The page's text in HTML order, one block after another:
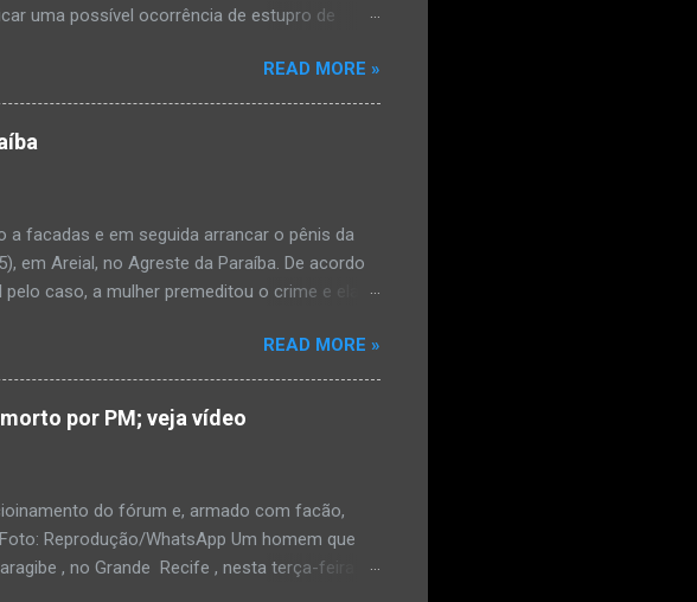
uma possível ocorrência de estupro de
pela equipe médica, a vítima estava
ruptura anal e vaginal. Os pais
(6), alguns sinais de mal-estar. Segundo
no estado de saúde, na segunda-feira pela
READ MORE »
facadas e em seguida arrancar o pênis da
em Areial, no Agreste da Paraíba. De acordo
caso, a mulher premeditou o crime e ela
o crime, a suspeita também escreveu uma
ela pede para que o filho mais velho, fruto
com parentes da família. Ela já havia
facadas e cortar o pênis dele, a mulher ainda
READ MORE »
por PM; veja vídeo
do fórum e, armado com facão,
Reprodução/WhatsApp Um homem que
, no Grande Recife , nesta terça-feira